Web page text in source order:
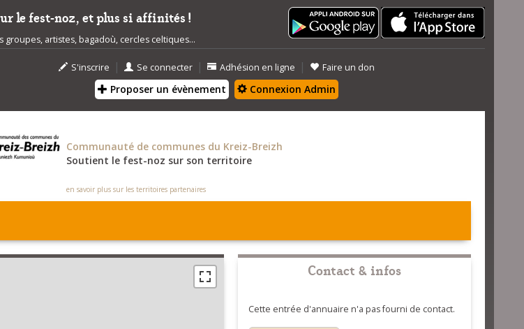
le fest-noz, et plus si affinités !
artistes, bagadoù, cercles celtiques...
S'inscrire | Se connecter | Adhésion en ligne | Faire un don
Proposer un évènement Connexion Admin
Communauté de communes du Kreiz-Breizh
Soutient le fest-noz sur son territoire
en savoir plus sur les territoires partenaires
Contact & infos
Cette entrée d'annuaire n'a pas fourni de contact.